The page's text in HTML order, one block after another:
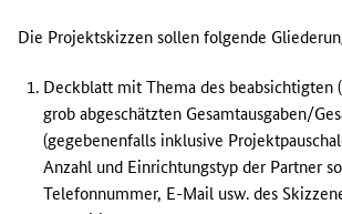
Die Projektskizzen sollen folgende
Deckblatt mit Thema des beabsichtigten
grob abgeschätzten Gesamtausgaben/
(gegebenenfalls inklusive
Anzahl und Einrichtungstyp der Partner
Telefonnummer, E-Mail usw. des